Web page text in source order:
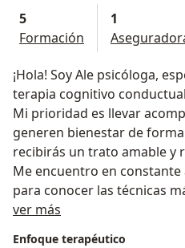
5
Formación
1
¡Hola! Soy Ale psicóloga,
terapia cognitivo
generen bienestar de
recibirás un trato amable y
Me encuentro en constante
para conocer las técnicas
última tecnología en el área
el desarrollo humano.
ver más
Enfoque terapéutico